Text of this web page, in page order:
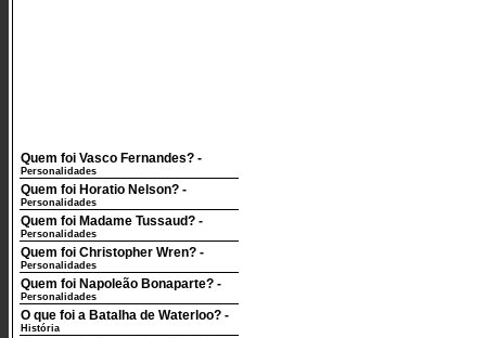
Quem foi Vasco Fernandes? -
Personalidades
Quem foi Horatio Nelson? -
Personalidades
Quem foi Madame Tussaud? -
Personalidades
Quem foi Christopher Wren? -
Personalidades
Quem foi Napoleão Bonaparte? -
Personalidades
O que foi a Batalha de Waterloo? -
História